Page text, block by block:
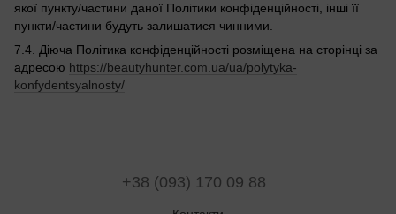
якої пункту/частини даної Політики конфіденційності, інші її
пункти/частини будуть залишатися чинними.
7.4. Діюча Політика конфіденційності розміщена на сторінці за
адресою https://beautyhunter.com.ua/ua/polytyka-
konfydentsyalnosty/
+38 (093) 170 09 88